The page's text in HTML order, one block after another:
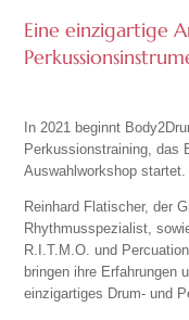
Eine einzigartige
In 2021 beginnt
Perkussionstraining, das
Auswahlworkshop startet.
Reinhard Flatischer, der
Rhythmusspezialist,
R.I.T.M.O. und
bringen ihre Erfahrungen
einzigartiges Drum- und